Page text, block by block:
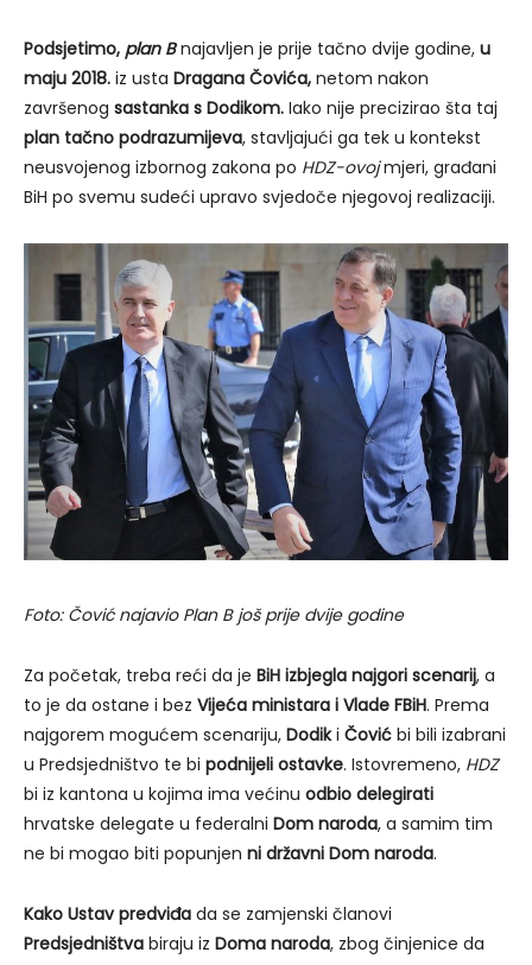
Podsjetimo, plan B najavljen je prije tačno dvije godine, u
maju 2018. iz usta Dragana Čovića, netom nakon
završenog sastanka s Dodikom. Iako nije precizirao šta taj
plan tačno podrazumijeva, stavljajući ga tek u kontekst
neusvojenog izbornog zakona po HDZ-ovojmjeri, građani
BiH po svemu sudeći upravo svjedoče njegovoj realizaciji.
Foto: Čović najavio Plan B još prije dvije godine
Za početak, treba reći da je BiH izbjegla najgori scenarij, a
to je da ostane i bez Vijeća ministara i Vlade FBiH. Prema
najgorem mogućem scenariju, Dodiki Čović bi bili izabrani
u Predsjedništvo te bi podnijeli ostavke. Istovremeno, HDZ
bi iz kantona u kojima ima većinu odbio delegirati
hrvatske delegate u federalni Dom naroda, a samim tim
ne bi mogao biti popunjen ni državni Dom naroda.
Kako Ustav predviđa da se zamjenski članovi
Predsjedništva biraju iz Doma naroda, zbog činjenice da